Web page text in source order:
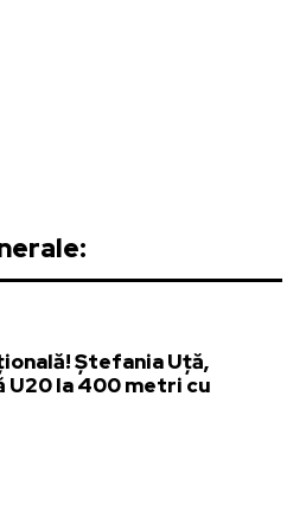
Ștefania Uță,
U20 la 400 metri cu